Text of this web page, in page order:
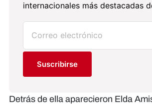
internacionales más destacadas
Suscribirse
Detrás de ella aparecieron Elda